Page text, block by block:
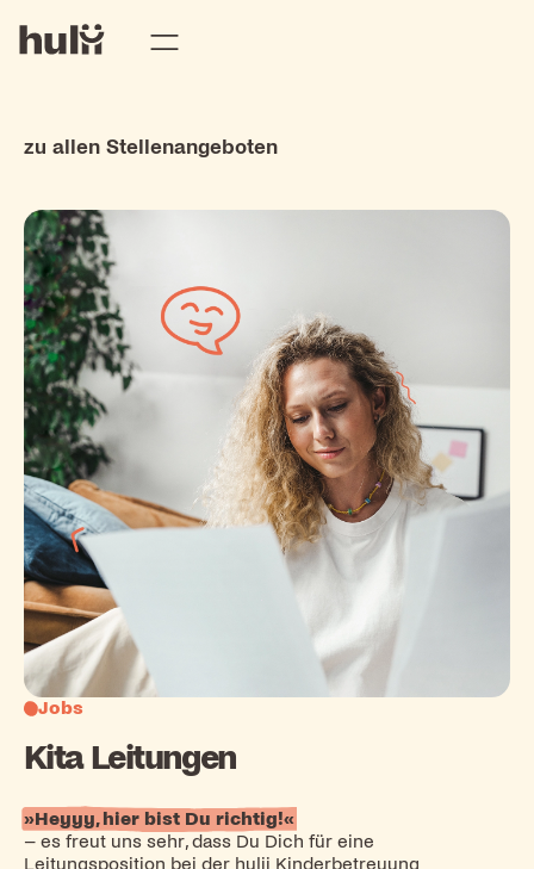
zu allen Stellenangeboten
Jobs
Kita Leitungen
»Heyyy, hier bist Du richtig!«
– es freut uns sehr, dass Du Dich für eine
Leitungsposition bei der hulii Kinderbetreuung